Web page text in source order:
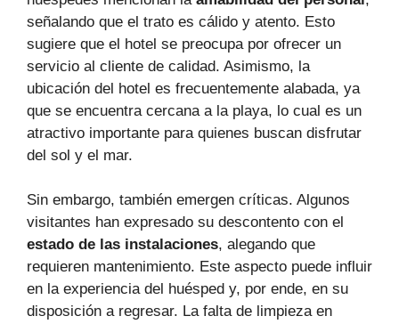
señalando que el trato es cálido y atento. Esto
sugiere que el hotel se preocupa por ofrecer un
servicio al cliente de calidad. Asimismo, la
ubicación del hotel es frecuentemente alabada, ya
que se encuentra cercana a la playa, lo cual es un
atractivo importante para quienes buscan disfrutar
del sol y el mar.
Sin embargo, también emergen críticas. Algunos
visitantes han expresado su descontento con el
estado de las instalaciones, alegando que
requieren mantenimiento. Este aspecto puede influir
en la experiencia del huésped y, por ende, en su
disposición a regresar. La falta de limpieza en